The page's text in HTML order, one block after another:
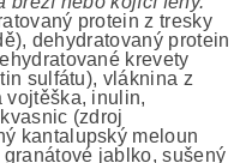
protein z tresky
dehydratovaný protein
krevety
sulfátu), vláknina z
vojtěška, inulin,
(zdroj
kantalupský meloun
jablko, sušený